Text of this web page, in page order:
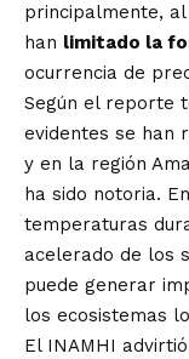
principalmente,
han limitado la
ocurrencia de
Según el reporte
evidentes se han
y en la región
ha sido notoria.
temperaturas
acelerado de los
puede generar
los ecosistemas
El INAMHI